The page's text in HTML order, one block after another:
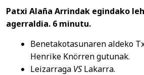
Patxi Alaña Arrindak egindako
agerraldia. 6 minutu.
Benetakotasunaren aldeko
Henrike Knörren gutunak.
Leizarraga VS Lakarra.